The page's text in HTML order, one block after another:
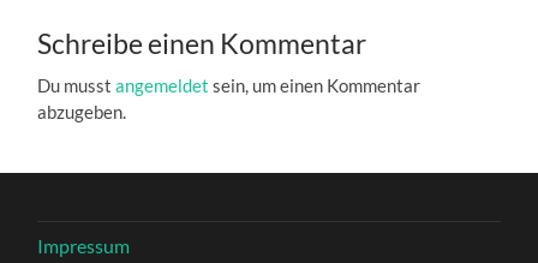
Schreibe einen Kommentar
Du musstangemeldet sein, um einen Kommentar
abzugeben.
Impressum